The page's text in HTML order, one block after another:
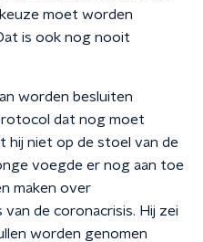
moet worden
is ook nog nooit
worden besluiten
dat nog moet
hij niet op de stoel van de
voegde er nog aan toe
maken over
de coronacrisis. Hij zei
worden genomen